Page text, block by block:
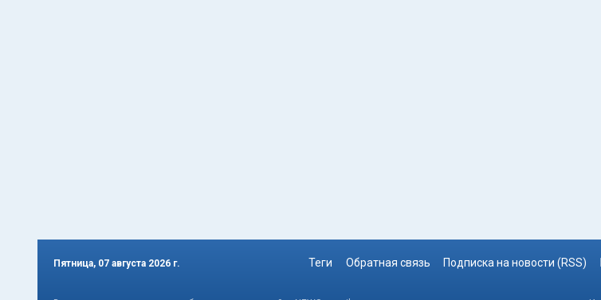
Пятница, 07 августа 2026 г. Теги Обратная связь Подписка на новости (RSS)